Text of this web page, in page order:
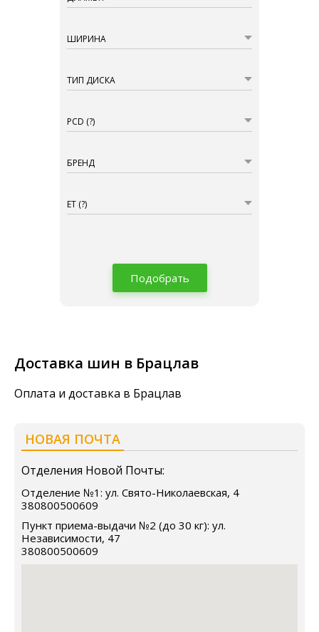
ШИРИНА
ТИП ДИСКА
PCD (?)
БРЕНД
ET (?)
Подобрать
Доставка шин в Брацлав
Оплата и доставка в Брацлав
НОВАЯ ПОЧТА
Отделения Новой Почты:
Отделение №1: ул. Свято-Николаевская, 4
380800500609
Пункт приема-выдачи №2 (до 30 кг): ул.
Независимости, 47
380800500609